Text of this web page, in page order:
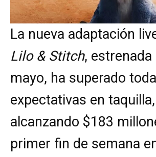
La nueva adaptación
Lilo & Stitch, estrenada
mayo, ha superado
expectativas en taquilla,
alcanzando $183
primer fin de semana